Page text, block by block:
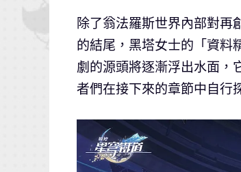
除了翁法羅斯世界內部對再
的結尾，黑塔女士的「資料
劇的源頭將逐漸浮出水面，
者們在接下來的章節中自行